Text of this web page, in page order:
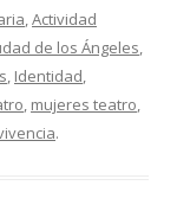
Actividad
de los Ángeles
Identidad
mujeres teatro
.